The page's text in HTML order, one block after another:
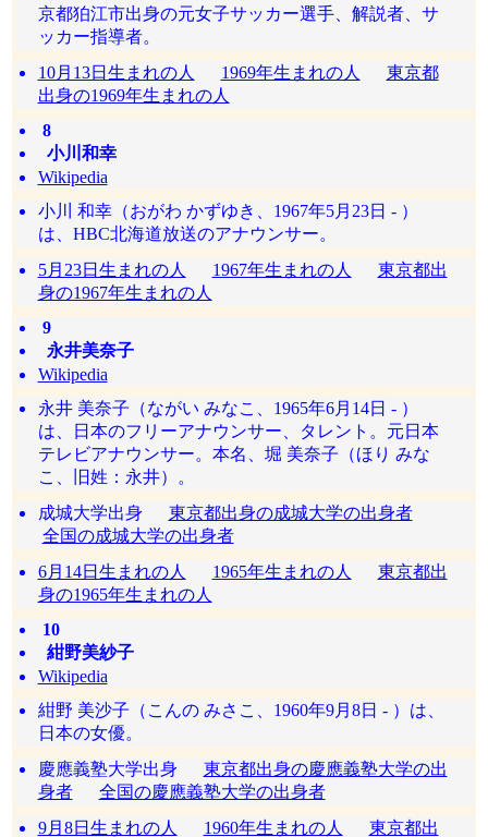
京都狛江市出身の元女子サッカー選手、解説者、サ
ッカー指導者。
10月13日生まれの人
1969年生まれの人
東京都
出身の1969年生まれの人
8
小川和幸
Wikipedia
小川 和幸（おがわ かずゆき、1967年5月23日 - ）
は、HBC北海道放送のアナウンサー。
5月23日生まれの人
1967年生まれの人
東京都出
身の1967年生まれの人
9
永井美奈子
Wikipedia
永井 美奈子（ながい みなこ、1965年6月14日 - ）
は、日本のフリーアナウンサー、タレント。元日本
テレビアナウンサー。本名、堀 美奈子（ほり みな
こ、旧姓：永井）。
成城大学出身 東京都出身の成城大学の出身者
全国の成城大学の出身者
6月14日生まれの人
1965年生まれの人
東京都出
身の1965年生まれの人
10
紺野美紗子
Wikipedia
紺野 美沙子（こんの みさこ、1960年9月8日 - ）は、
日本の女優。
慶應義塾大学出身 東京都出身の慶應義塾大学の出
身者
全国の慶應義塾大学の出身者
9月8日生まれの人
1960年生まれの人 東京都出